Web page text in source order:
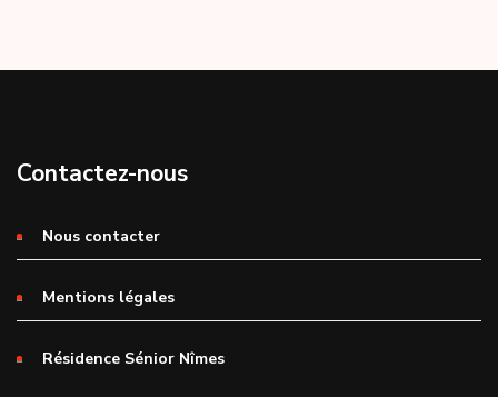
Contactez-nous
Nous contacter
Mentions légales
Résidence Sénior Nîmes